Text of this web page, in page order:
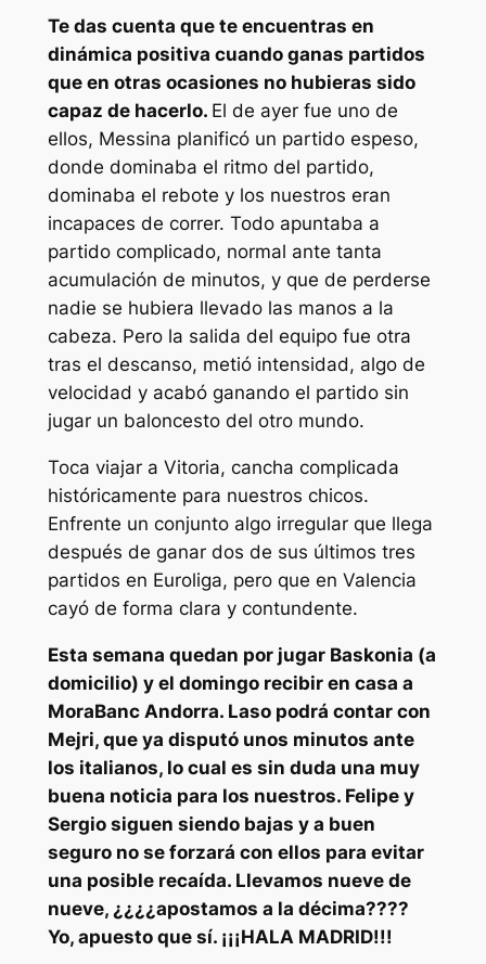
Te das cuenta que te encuentras en
dinámica positiva cuando ganas partidos
que en otras ocasiones no hubieras sido
capaz de hacerlo. El de ayer fue uno de
ellos, Messina planificó un partido espeso,
donde dominaba el ritmo del partido,
dominaba el rebote y los nuestros eran
incapaces de correr. Todo apuntaba a
partido complicado, normal ante tanta
acumulación de minutos, y que de perderse
nadie se hubiera llevado las manos a la
cabeza. Pero la salida del equipo fue otra
tras el descanso, metió intensidad, algo de
velocidad y acabó ganando el partido sin
jugar un baloncesto del otro mundo.
Toca viajar a Vitoria, cancha complicada
históricamente para nuestros chicos.
Enfrente un conjunto algo irregular que llega
después de ganar dos de sus últimos tres
partidos en Euroliga, pero que en Valencia
cayó de forma clara y contundente.
Esta semana quedan por jugar Baskonia (a
domicilio) y el domingo recibir en casa a
MoraBanc Andorra. Laso podrá contar con
Mejri, que ya disputó unos minutos ante
los italianos, lo cual es sin duda una muy
buena noticia para los nuestros. Felipe y
Sergio siguen siendo bajas y a buen
seguro no se forzará con ellos para evitar
una posible recaída. Llevamos nueve de
nueve, ¿¿¿¿apostamos a la décima????
Yo, apuesto que sí. ¡¡¡HALA MADRID!!!